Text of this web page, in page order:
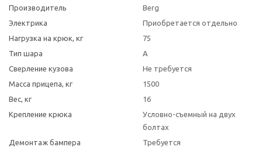
Производитель
Berg
Электрика
Приобретается отдельно
Нагрузка на крюк, кг
75
Тип шара
A
Сверление кузова
Не требуется
Масса прицепа, кг
1500
Вес, кг
16
Крепление крюка
Условно-съемный на двух
болтах
Демонтаж бампера
Требуется